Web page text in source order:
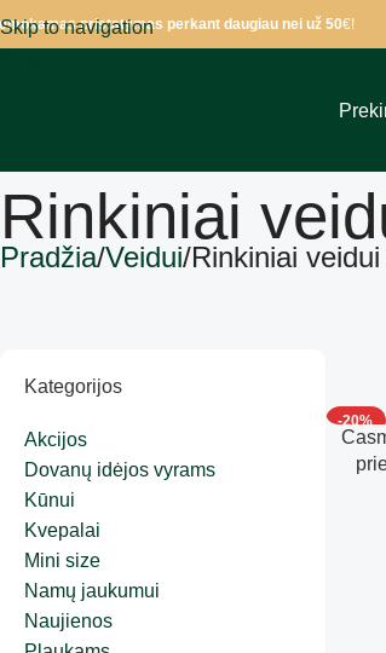
Skip to navigationpristatymas perkant daugiau nei už 50€!
Rinkiniai
Pradžia Veidui Rinkiniai veidui
Kategorijos
Akcijos
Dovanų idėjos vyrams
Kūnui
Kvepalai
Mini size
Namų jaukumui
Naujienos
-20%